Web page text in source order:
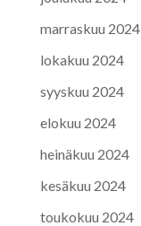
marraskuu 2024
lokakuu 2024
syyskuu 2024
elokuu 2024
heinäkuu 2024
kesäkuu 2024
toukokuu 2024